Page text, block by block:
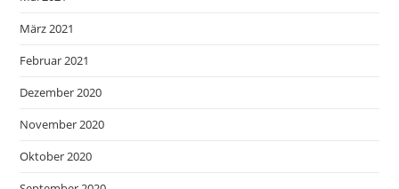
März 2021
Februar 2021
Dezember 2020
November 2020
Oktober 2020